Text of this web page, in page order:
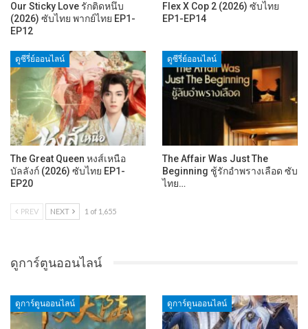
Our Sticky Love รักติดหนึบ
(2026) ซับไทย พากย์ไทย EP1-
EP12
Flex X Cop 2 (2026) ซับไทย
EP1-EP14
ดูซีรี่ย์ออนไลน์
The Great Queen หงส์เหนือ
บัลลังก์ (2026) ซับไทย EP1-
EP20
ดูซีรี่ย์ออนไลน์
The Affair Was Just The
Beginning ชู้รักอำพรางเลือด ซับ
ไทย…
PREV NEXT 1 of 1,655
ดูการ์ตูนออนไลน์
ดูการ์ตูนออนไลน์ ดูการ์ตูนออนไลน์